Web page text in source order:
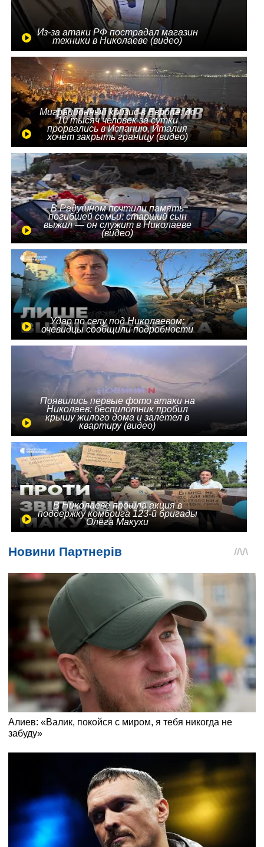
Из-за атаки РФ пострадал магазин
техники в Николаеве (видео)
Миграционный кризис в Европе: до
10 тысяч человек за сутки
прорвались в Испанию, Италия
хочет закрыть границу (видео)
В Радушном почтили память
погибшей семьи: старший сын
выжил — он служит в Николаеве
(видео)
Удар по селу под Николаевом:
очевидцы сообщили подробности
Появились первые фото атаки на
Николаев: беспилотник пробил
крышу жилого дома и залетел в
квартиру (видео)
В Николаеве прошла акция в
поддержку комбрига 123-й бригады
Олега Макухи